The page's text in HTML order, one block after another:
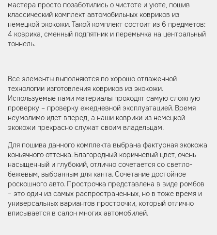
мастера просто позаботились о чистоте и уюте, пошив
классический комплект автомобильных ковриков из
немецкой экокожи. Такой комплект состоит из 6 предметов:
4 коврика, сменный подпятник и перемычка на центральный
тоннель.
Все элементы выполняются по хорошо отлаженной
технологии изготовления ковриков из экокожи.
Используемые нами материалы проходят самую сложную
проверку – проверку ежедневной эксплуатацией. Время
неумолимо идет вперед, а наши коврики из немецкой
экокожи прекрасно служат своим владельцам.
Для пошива данного комплекта выбрана фактурная экокожа
коньячного оттенка. Благородный коричневый цвет, очень
насыщенный и глубокий, отлично сочетается со светло-
бежевым, выбранным для канта. Сочетание достойное
роскошного авто. Прострочка представлена в виде ромбов
– это один из самых распространенных, но в тоже время и
универсальных вариантов прострочки, который отлично
вписывается в салон многих автомобилей.